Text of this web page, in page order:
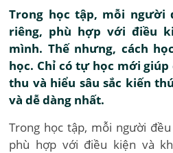
Trong học tập, mỗi người
riêng, phù hợp với điều
mình. Thế nhưng, cách
học. Chỉ có tự học mới
thu và hiểu sâu sắc kiến
và dễ dàng nhất.
Trong học tập, mỗi người
phù hợp với điều kiện và